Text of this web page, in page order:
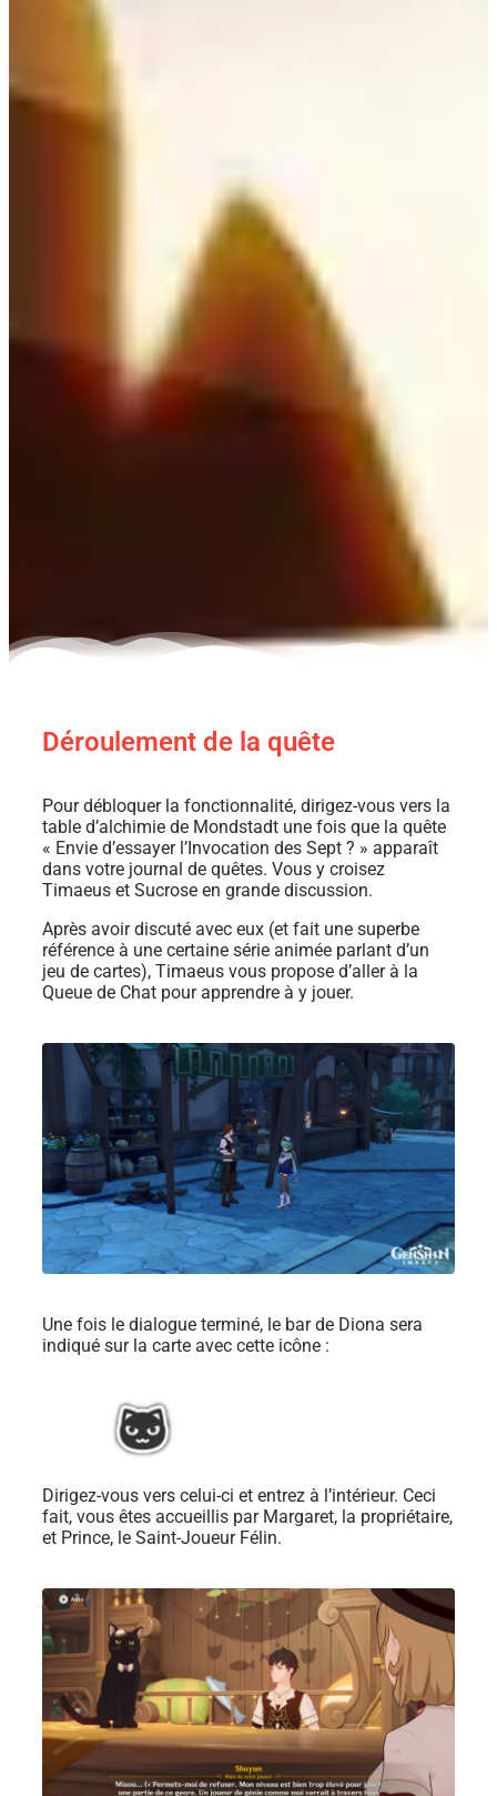
Déroulement de la quête
Pour débloquer la fonctionnalité, dirigez-vous vers la
table d’alchimie de Mondstadt une fois que la quête
« Envie d’essayer l’Invocation des Sept ? » apparaît
dans votre journal de quêtes. Vous y croisez
Timaeus et Sucrose en grande discussion.
Après avoir discuté avec eux (et fait une superbe
référence à une certaine série animée parlant d’un
jeu de cartes), Timaeus vous propose d’aller à la
Queue de Chat pour apprendre à y jouer.
Une fois le dialogue terminé, le bar de Diona sera
indiqué sur la carte avec cette icône :
Dirigez-vous vers celui-ci et entrez à l’intérieur. Ceci
fait, vous êtes accueillis par Margaret, la propriétaire,
et Prince, le Saint-Joueur Félin.